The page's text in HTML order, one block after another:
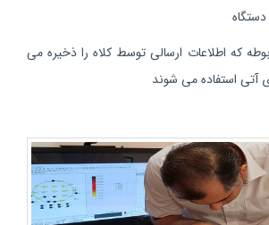
که اطلاعات ارسالی توسط کلاه را ذخیره می
آتی استفاده می شوند